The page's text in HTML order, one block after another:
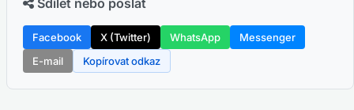
Sdílet nebo poslat
Facebook X (Twitter) WhatsApp
Messenger
E-mail
Kopírovat odkaz